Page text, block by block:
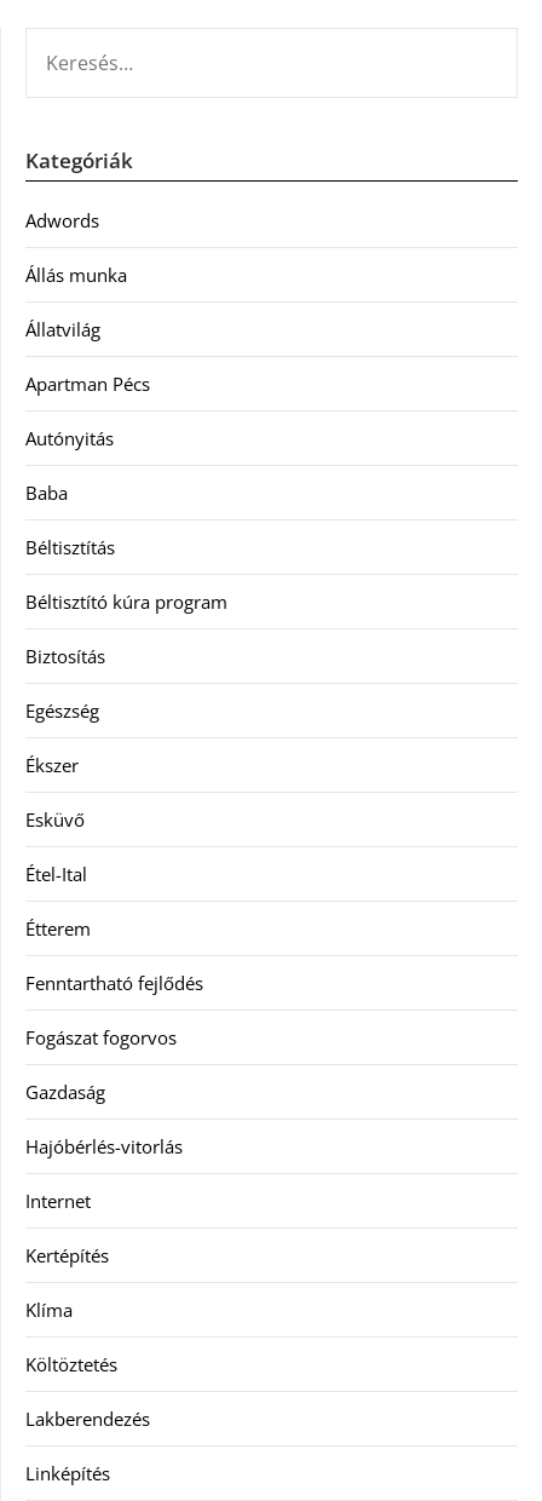
Kategóriák
Adwords
Állás munka
Állatvilág
Apartman Pécs
Autónyitás
Baba
Béltisztítás
Béltisztító kúra program
Biztosítás
Egészség
Ékszer
Esküvő
Étel-Ital
Étterem
Fenntartható fejlődés
Fogászat fogorvos
Gazdaság
Hajóbérlés-vitorlás
Internet
Kertépítés
Klíma
Költöztetés
Lakberendezés
Linképítés